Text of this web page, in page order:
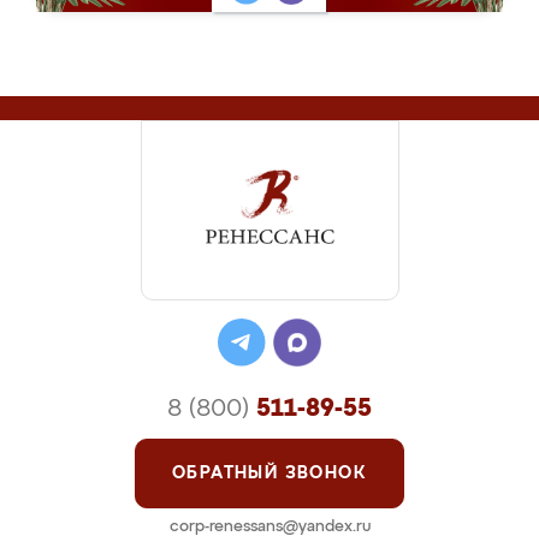
8 (800) 511-89-55
ОБРАТНЫЙ ЗВОНОК
corp-renessans@yandex.ru